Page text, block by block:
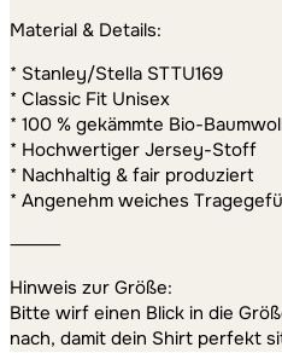
Material & Details:
* Stanley/Stella STTU169
* Classic Fit Unisex
* 100 % gekämmte Bio-
* Hochwertiger Jersey-Stoff
* Nachhaltig & fair produziert
* Angenehm weiches
⸻
Hinweis zur Größe:
Bitte wirf einen Blick in die
nach, damit dein Shirt perfekt